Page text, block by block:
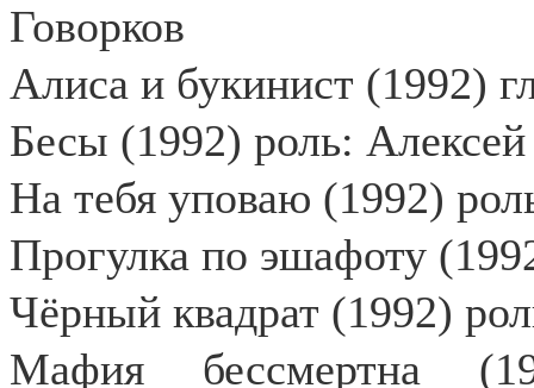
Говорков
Алиса и букинист (1992)
Бесы (1992) роль:
На тебя уповаю (1992)
Прогулка по эшафоту
Чёрный квадрат (1992)
Мафия бессмертна